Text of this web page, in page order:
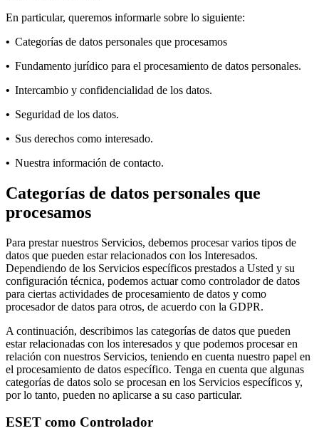
En particular, queremos informarle sobre lo siguiente:
• Categorías de datos personales que procesamos
• Fundamento jurídico para el procesamiento de datos personales.
• Intercambio y confidencialidad de los datos.
• Seguridad de los datos.
• Sus derechos como interesado.
• Nuestra información de contacto.
Categorías de datos personales que
procesamos
Para prestar nuestros Servicios, debemos procesar varios tipos de
datos que pueden estar relacionados con los Interesados.
Dependiendo de los Servicios específicos prestados a Usted y su
configuración técnica, podemos actuar como controlador de datos
para ciertas actividades de procesamiento de datos y como
procesador de datos para otros, de acuerdo con la GDPR.
A continuación, describimos las categorías de datos que pueden
estar relacionadas con los interesados y que podemos procesar en
relación con nuestros Servicios, teniendo en cuenta nuestro papel en
el procesamiento de datos específico. Tenga en cuenta que algunas
categorías de datos solo se procesan en los Servicios específicos y,
por lo tanto, pueden no aplicarse a su caso particular.
ESET como Controlador